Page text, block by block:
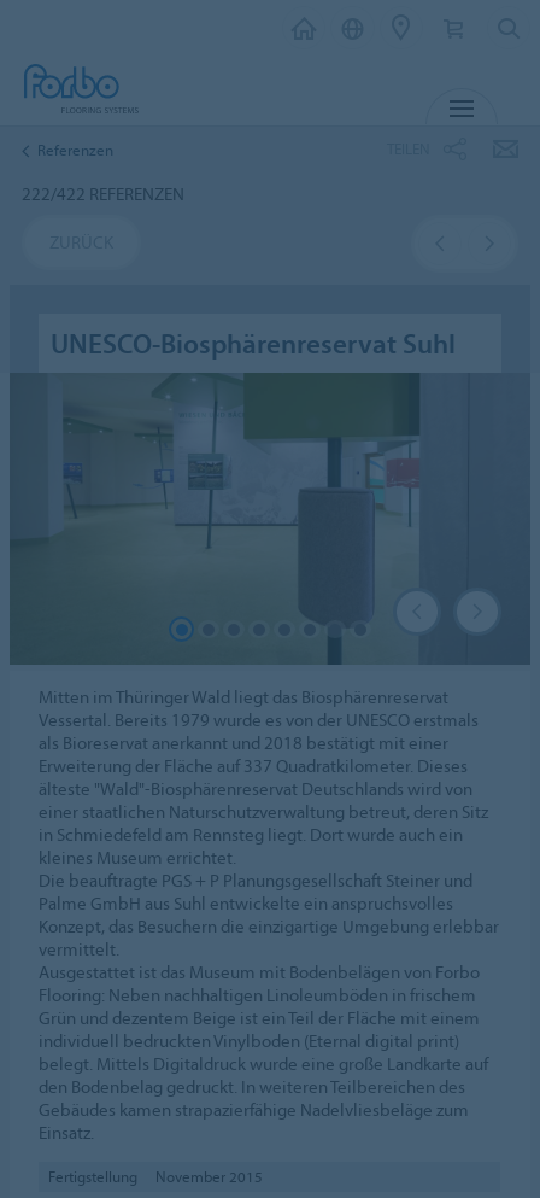
Referenzen
222/422 REFERENZEN
UNESCO-Biosphärenreservat Suhl
Mitten im Thüringer Wald liegt das Biosphärenreservat
Vessertal. Bereits 1979 wurde es von der UNESCO erstmals
als Bioreservat anerkannt und 2018 bestätigt mit einer
Erweiterung der Fläche auf 337 Quadratkilometer. Dieses
älteste "Wald"-Biosphärenreservat Deutschlands wird von
einer staatlichen Naturschutzverwaltung betreut, deren Sitz
in Schmiedefeld am Rennsteg liegt. Dort wurde auch ein
kleines Museum errichtet.
Die beauftragte PGS + P Planungsgesellschaft Steiner und
Palme GmbH aus Suhl entwickelte ein anspruchsvolles
Konzept, das Besuchern die einzigartige Umgebung erlebbar
vermittelt.
Ausgestattet ist das Museum mit Bodenbelägen von Forbo
Flooring: Neben nachhaltigen Linoleumböden in frischem
Grün und dezentem Beige ist ein Teil der Fläche mit einem
individuell bedruckten Vinylboden (Eternal digital print)
belegt. Mittels Digitaldruck wurde eine große Landkarte auf
den Bodenbelag gedruckt. In weiteren Teilbereichen des
Gebäudes kamen strapazierfähige Nadelvliesbeläge zum
Einsatz.
Fertigstellung
November 2015